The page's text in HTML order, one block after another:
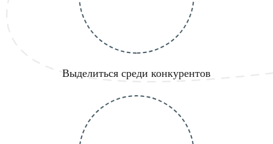
Выделиться среди конкурентов